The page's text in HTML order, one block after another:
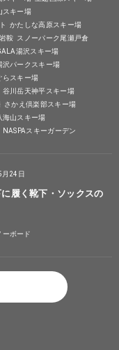
スキー場
かたしな高原スキー場
鞍 スノーパーク尾瀬戸倉
湯沢スキー場
沢パークスキー場
らスキー場
谷川岳天神平スキー場
さかえ倶楽部スキー場
海山スキー場
NASPAスキーガーデン
24日
履く靴下・ソックスの
ーボード